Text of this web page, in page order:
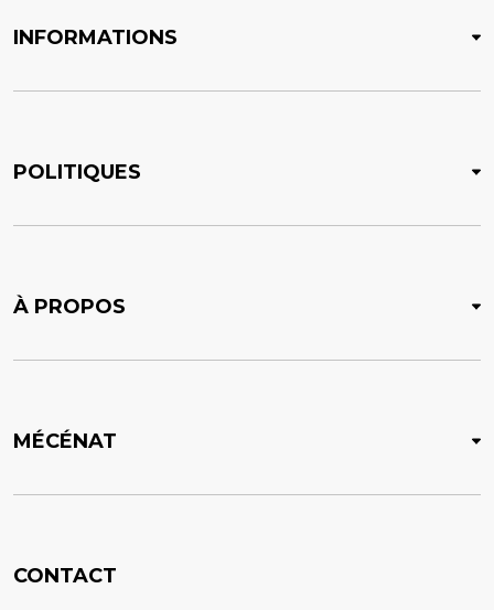
INFORMATIONS
POLITIQUES
À PROPOS
MÉCÉNAT
CONTACT